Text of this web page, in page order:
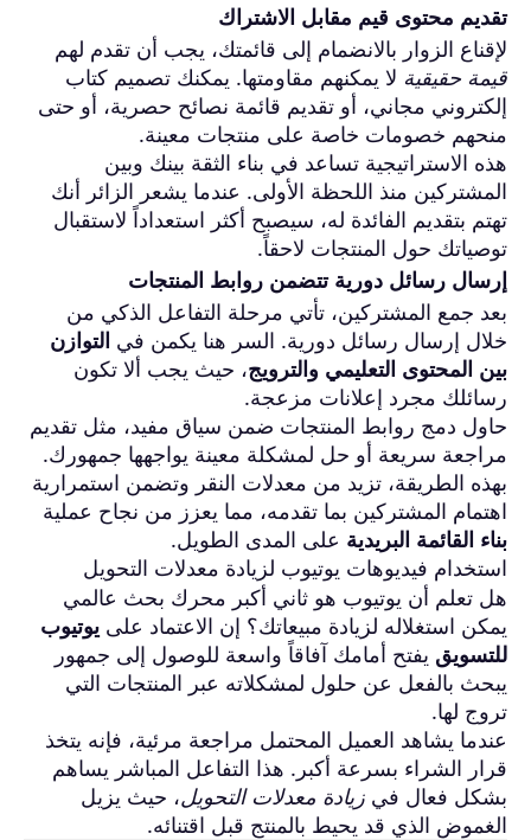
تقديم محتوى قيم مقابل الاشتراك
لإقناع الزوار بالانضمام إلى قائمتك، يجب أن تقدم لهم
قيمة حقيقية لا يمكنهم مقاومتها. يمكنك تصميم كتاب
إلكتروني مجاني، أو تقديم قائمة نصائح حصرية، أو حتى
منحهم خصومات خاصة على منتجات معينة.
هذه الاستراتيجية تساعد في بناء الثقة بينك وبين
المشتركين منذ اللحظة الأولى. عندما يشعر الزائر أنك
تهتم بتقديم الفائدة له، سيصبح أكثر استعداداً لاستقبال
توصياتك حول المنتجات لاحقاً.
إرسال رسائل دورية تتضمن روابط المنتجات
بعد جمع المشتركين، تأتي مرحلة التفاعل الذكي من
خلال إرسال رسائل دورية. السر هنا يكمن في التوازن
بين المحتوى التعليمي والترويج، حيث يجب ألا تكون
رسائلك مجرد إعلانات مزعجة.
حاول دمج روابط المنتجات ضمن سياق مفيد، مثل تقديم
مراجعة سريعة أو حل لمشكلة معينة يواجهها جمهورك.
بهذه الطريقة، تزيد من معدلات النقر وتضمن استمرارية
اهتمام المشتركين بما تقدمه، مما يعزز من نجاح عملية
بناء القائمة البريدية على المدى الطويل.
استخدام فيديوهات يوتيوب لزيادة معدلات التحويل
هل تعلم أن يوتيوب هو ثاني أكبر محرك بحث عالمي
يمكن استغلاله لزيادة مبيعاتك؟ إن الاعتماد على يوتيوب
للتسويق يفتح أمامك آفاقاً واسعة للوصول إلى جمهور
يبحث بالفعل عن حلول لمشكلاته عبر المنتجات التي
تروج لها.
عندما يشاهد العميل المحتمل مراجعة مرئية، فإنه يتخذ
قرار الشراء بسرعة أكبر. هذا التفاعل المباشر يساهم
بشكل فعال في زيادة معدلات التحويل، حيث يزيل
الغموض الذي قد يحيط بالمنتج قبل اقتنائه.